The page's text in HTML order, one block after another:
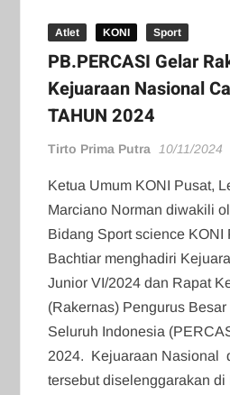
Atlet KONI Sport
PB.PERCASI Gelar
Kejuaraan Nasional
TAHUN 2024
Tirto Prima Putra 10/11/2024
Ketua Umum KONI Pusat,
Marciano Norman diwakili
Bidang Sport science KONI
Bachtiar menghadiri
Junior VI/2024 dan Rapat
(Rakernas) Pengurus
Seluruh Indonesia
2024. Kejuaraan Nasional
tersebut diselenggarakan